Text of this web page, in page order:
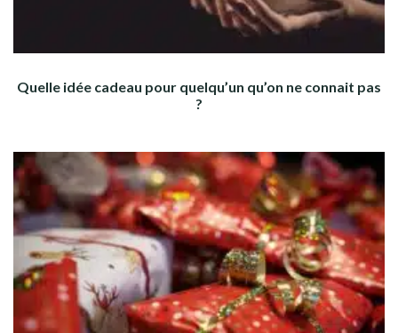
Quelle idée cadeau pour quelqu’un qu’on ne connait pas
?